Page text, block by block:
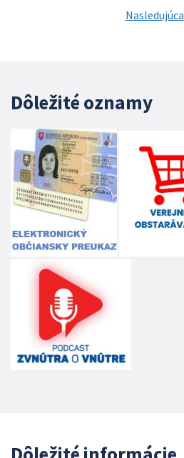
Nasledujúca
Dôležité oznamy